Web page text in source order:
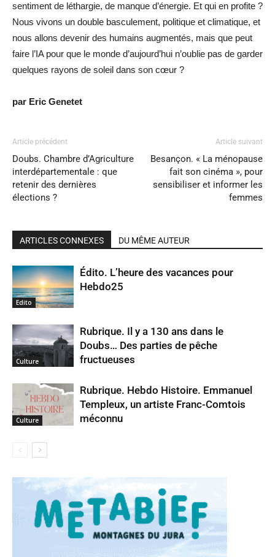
sentiment de léthargie, de manque d’énergie. Et qui en profite ?
Nous vivons un double basculement, politique et climatique, et
nous allons devenir des humains augmentés, mais que peut
faire l’IA pour que le monde d’aujourd’hui n’oublie pas de garder
quelques rayons de soleil dans son cœur ?
par Eric Genetet
Article précédent
Doubs. Chambre d’Agriculture
interdépartementale : que
retenir des dernières
élections ?
Article suivant
Besançon. « La ménopause
fait son cinéma », pour
sensibiliser et informer les
femmes
ARTICLES CONNEXES DU MÊME AUTEUR
Edito
Édito. L’heure des vacances pour
Hebdo25
Culture
Rubrique. Il y a 130 ans dans le
Doubs… Des parties de pêche
fructueuses
Culture
Rubrique. Hebdo Histoire. Emmanuel
Templeux, un artiste Franc-Comtois
méconnu